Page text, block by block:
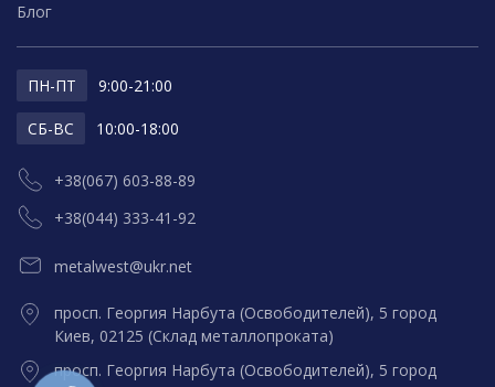
Блог
+38(067) 603-88-89
+38(044) 333-41-92
metalwest@ukr.net
ПН-ПТ 9:00-21:00
СБ-ВС 10:00-18:00
просп. Георгия Нарбута (Освободителей), 5 город
Киев, 02125 (Склад металлопроката)
просп. Георгия Нарбута (Освободителей), 5 город